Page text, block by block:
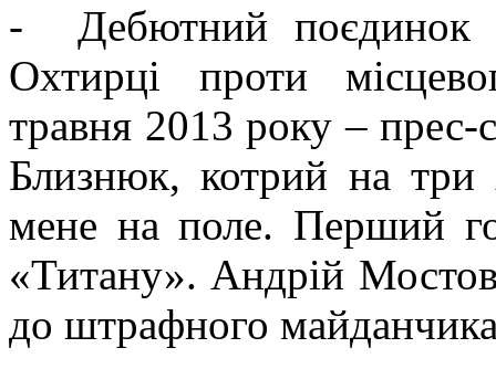
- Дебютний поєдинок
Охтирці проти
травня 2013 року – прес-
Близнюк, котрий на три
мене на поле. Перший
«Титану». Андрій
до штрафного